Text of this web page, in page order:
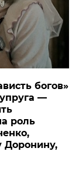
богов»
—
роль
Доронину,